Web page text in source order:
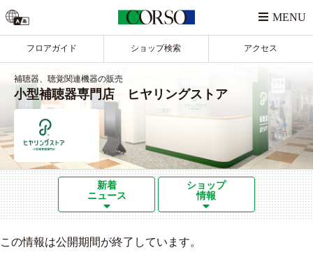
フロアガイド ショップ検索 アクセス
補聴器、聴覚関連機器の販売
小型補聴器専門店 ヒヤリングストア
新着
ニュース
ショップ
情報
この情報は公開期間が終了しています。